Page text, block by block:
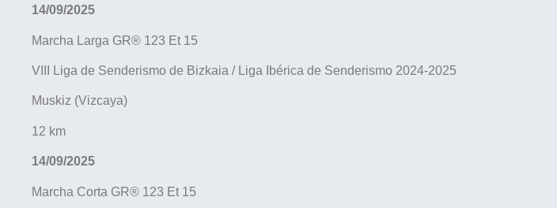
14/09/2025
Marcha Larga GR® 123 Et 15
VIII Liga de Senderismo de Bizkaia / Liga Ibérica de Senderismo 2024-2025
Muskiz (Vizcaya)
12 km
14/09/2025
Marcha Corta GR® 123 Et 15